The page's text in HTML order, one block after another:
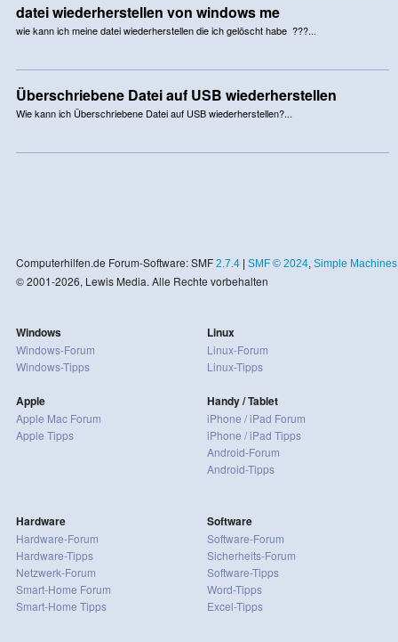
datei wiederherstellen von windows me
wie kann ich meine datei wiederherstellen die ich gelöscht habe ???...
Überschriebene Datei auf USB wiederherstellen
Wie kann ich Überschriebene Datei auf USB wiederherstellen?...
Computerhilfen.de Forum-Software: SMF 2.7.4| SMF © 2024, Simple Machines
© 2001-2026, Lewis Media. Alle Rechte vorbehalten
Windows
Windows-Forum
Windows-Tipps
Apple
Apple Mac Forum
Apple Tipps
Linux
Linux-Forum
Linux-Tipps
Handy / Tablet
iPhone / iPad Forum
iPhone / iPad Tipps
Android-Forum
Android-Tipps
Hardware
Hardware-Forum
Hardware-Tipps
Netzwerk-Forum
Smart-Home Forum
Smart-Home Tipps
Software
Software-Forum
Sicherheits-Forum
Software-Tipps
Word-Tipps
Excel-Tipps